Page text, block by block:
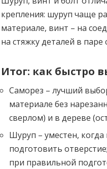
крепления: шуруп чаще
материале, винт – на
на стяжку деталей в
Итог: как быстро
Саморез – лучший
материале без
сверлом) и в дереве
Шуруп – уместен,
подготовить
при правильной